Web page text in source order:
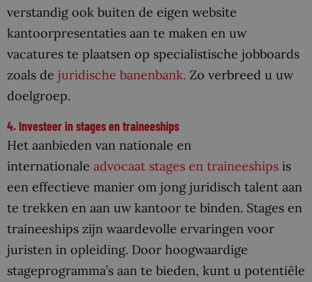
verstandig ook buiten de eigen website
kantoorpresentaties aan te maken en uw
vacatures te plaatsen op specialistische jobboards
zoals de juridische banenbank. Zo verbreed u uw
doelgroep.
4. Investeer in stages en traineeships
Het aanbieden van nationale en
internationale advocaat stages en traineeships is
een effectieve manier om jong juridisch talent aan
te trekken en aan uw kantoor te binden. Stages en
traineeships zijn waardevolle ervaringen voor
juristen in opleiding. Door hoogwaardige
stageprogramma’s aan te bieden, kunt u potentiële